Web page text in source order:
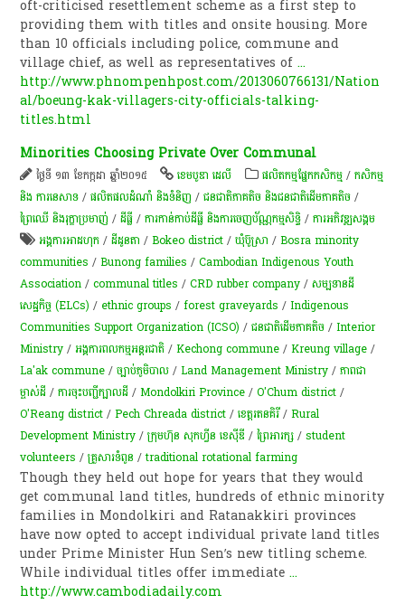
oft-criticised resettlement scheme as a first step to
providing them with titles and onsite housing. More
than 10 officials including police, commune and
village chief, as well as representatives of...
http://www.phnompenhpost.com/2013060766131/Nation
al/boeung-kak-villagers-city-officials-talking-
titles.html
Minorities Choosing Private Over Communal
ថ្ងៃទី ១៣ ខែកក្កដា ឆ្នាំ២០១៥ ខេមបូឌា ដេលី ​ផលិតកម្ម​ផ្នែក​កសិកម្ម​ /កសិកម្ម​
និង​ ការ​នេ​សាទ​ /ផលិតផលដំណាំ និងទំនិញ /ជនជាតិភាគតិច និងជនជាតិដើមភាគតិច /
ព្រៃឈើ និងរុក្ខាប្រមាញ់ /ដីធ្លី /ការកាន់កាប់​ដីធ្លី និង​ការចេញ​ប័ណ្ណកម្មសិទ្ធិ​ /ការ​អភិវឌ្ឍ​សង្គម
អង្គការអាដហុក /ដីដូនតា /Bokeo district /ឃុំ​ប៊ូស្រា /Bosra minority
communities /Bunong families /Cambodian Indigenous Youth
Association /communal titles /CRD rubber company /សម្បទានដី
សេដ្ឋកិច្ច (ELCs) / ethnic groups /forest graveyards /Indigenous
Communities Support Organization (ICSO) /​ជនជាតិ​ដើម​ភាគតិច​ /Interior
Ministry /អង្គការពលកម្មអន្តរជាតិ /Kechong commune /Kreung village /
La'ak commune /ច្បាប់ភូមិបាល /Land Management Ministry /ភាពជា
ម្ចាស់ដី /ការចុះបញ្ជីក្បាលដី /Mondolkiri Province /O'Chum district /
O'Reang district /Pech Chreada district /ខេត្តរតនគិរី/Rural
Development Ministry /ក្រុមហ៊ុន សុកហ្វីន ខេស៊ីឌី /ព្រៃអារក្ស /student
volunteers /គ្រួសារទំពូន /traditional rotational farming
Though they held out hope for years that they would
get communal land titles, hundreds of ethnic minority
families in Mondolkiri and Ratanakkiri provinces
have now opted to accept individual private land titles
under Prime Minister Hun Sen’s new titling scheme.
While individual titles offer immediate...
http://www.cambodiadaily.com